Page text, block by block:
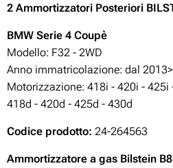
2 Ammortizzatori Posteriori
BMW Serie 4 Coupè
Modello: F32 - 2WD
Anno immatricolazione: dal 2013>
Motorizzazione: 418i - 420i - 425i
418d - 420d - 425d - 430d
Codice prodotto: 24-264563
Ammortizzatore a gas Bilstein B8